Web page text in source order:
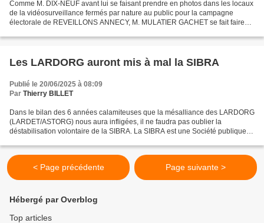
Comme M. DIX-NEUF avant lui se faisant prendre en photos dans les locaux
de la vidéosurveillance fermés par nature au public pour la campagne
électorale de REVEILLONS ANNECY, M. MULATIER GACHET se fait faire
Les LARDORG auront mis à mal la SIBRA
Publié le 20/06/2025 à 08:09
Par Thierry BILLET
Dans le bilan des 6 années calamiteuses que la mésalliance des LARDORG
(LARDET/ASTORG) nous aura infligées, il ne faudra pas oublier la
déstabilisation volontaire de la SIBRA. La SIBRA est une Société publique
< Page précédente Page suivante >
Hébergé par Overblog
Top articles